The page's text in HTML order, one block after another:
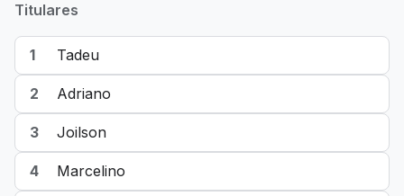
Titulares
1 Tadeu
2 Adriano
3 Joilson
4 Marcelino